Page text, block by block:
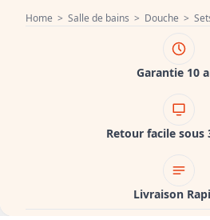
Home > Salle de bains > Douche >
Garantie 10
Retour facile sous
Livraison